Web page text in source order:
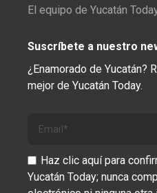
El equipo de Yucatán
Suscríbete a nuestro
¿Enamorado de Yucatán?
mejor de Yucatán Today.
Haz clic aquí para
Yucatán Today; nunca